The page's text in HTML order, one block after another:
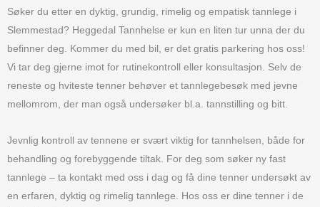
Søker du etter en dyktig, grundig, rimelig og empatisk tannlege i
Slemmestad? Heggedal Tannhelse er kun en liten tur unna der du
befinner deg. Kommer du med bil, er det gratis parkering hos oss!
Vi tar deg gjerne imot for rutinekontroll eller konsultasjon. Selv de
reneste og hviteste tenner behøver et tannlegebesøk med jevne
mellomrom, der man også undersøker bl.a. tannstilling og bitt.
Jevnlig kontroll av tennene er svært viktig for tannhelsen, både for
behandling og forebyggende tiltak. For deg som søker ny fast
tannlege – ta kontakt med oss i dag og få dine tenner undersøkt av
en erfaren, dyktig og rimelig tannlege. Hos oss er dine tenner i de